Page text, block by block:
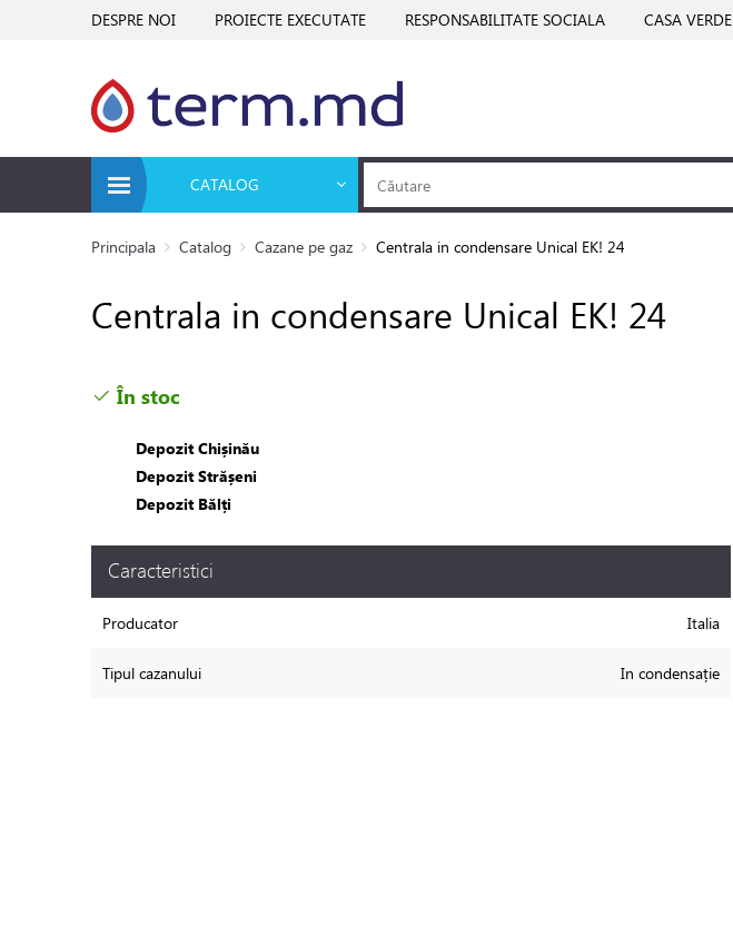
DESPRE NOI PROIECTE EXECUTATE RESPONSABILITATE SOCIALA CASA VERDE
CATALOG
Principala Catalog Cazane pe gaz Centrala in condensare Unical EK! 24
Centrala in condensare Unical EK! 24
În stoc
Depozit Chișinău
Depozit Strășeni
Depozit Bălți
Caracteristici
Producator Italia
Tipul cazanului In condensație